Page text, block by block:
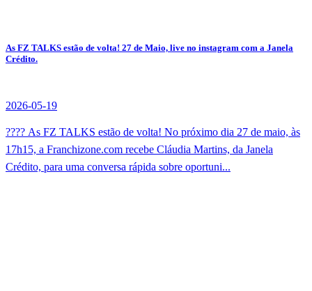
As FZ TALKS estão de volta! 27 de Maio, live no instagram com a Janela
Crédito.
2026-05-19
???? As FZ TALKS estão de volta! No próximo dia 27 de maio, às
17h15, a Franchizone.com recebe Cláudia Martins, da Janela
Crédito, para uma conversa rápida sobre oportuni...